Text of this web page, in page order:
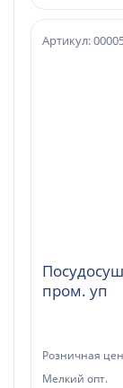
пром. уп
Артикул:
Розничная
Мелкий опт.